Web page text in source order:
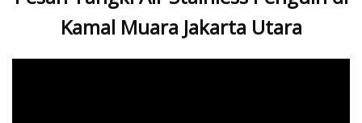
Kamal Muara Jakarta Utara